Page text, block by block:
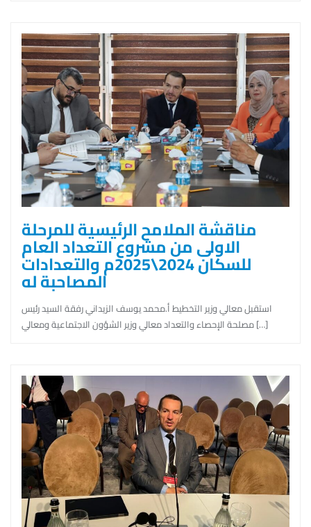
مناقشة الملامح الرئيسية للمرحلة
الاولى من مشروع التعداد العام
للسكان 2024\2025م والتعدادات
المصاحبة له
استقبل معالي وزير التخطيط أ.محمد يوسف الزيداني رفقة السيد رئيس
مصلحة الإحصاء والتعداد معالي وزير الشؤون الاجتماعية ومعالي […]